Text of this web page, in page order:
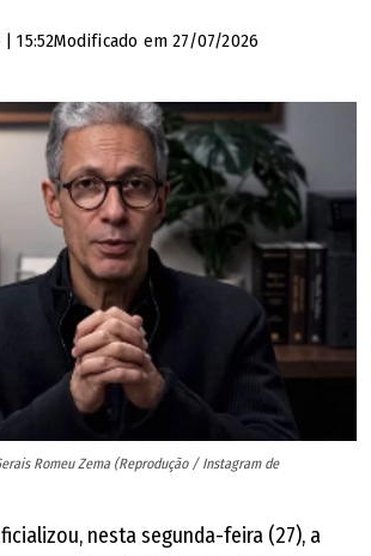
15:52Modificado em 27/07/2026
Romeu Zema (Reprodução / Instagram de
nesta segunda-feira (27), a